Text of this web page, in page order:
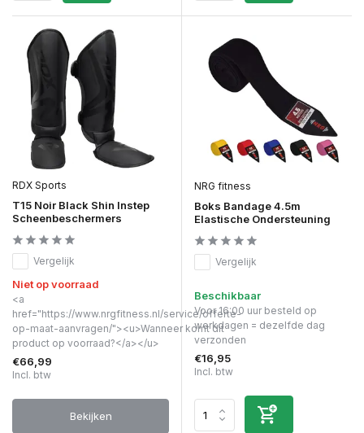
RDX Sports
T15 Noir Black Shin Instep
Scheenbeschermers
Vergelijk
Niet op voorraad
<a
href="https://www.nrgfitness.nl/service/offerte-
op-maat-aanvragen/"><u>Wanneer komt dit
product op voorraad?</a></u>
€66,99
Incl. btw
Bekijken
NRG fitness
Boks Bandage 4.5m
Elastische Ondersteuning
Vergelijk
Beschikbaar
Voor 16:00 uur besteld op
werkdagen = dezelfde dag
verzonden
€16,95
Incl. btw